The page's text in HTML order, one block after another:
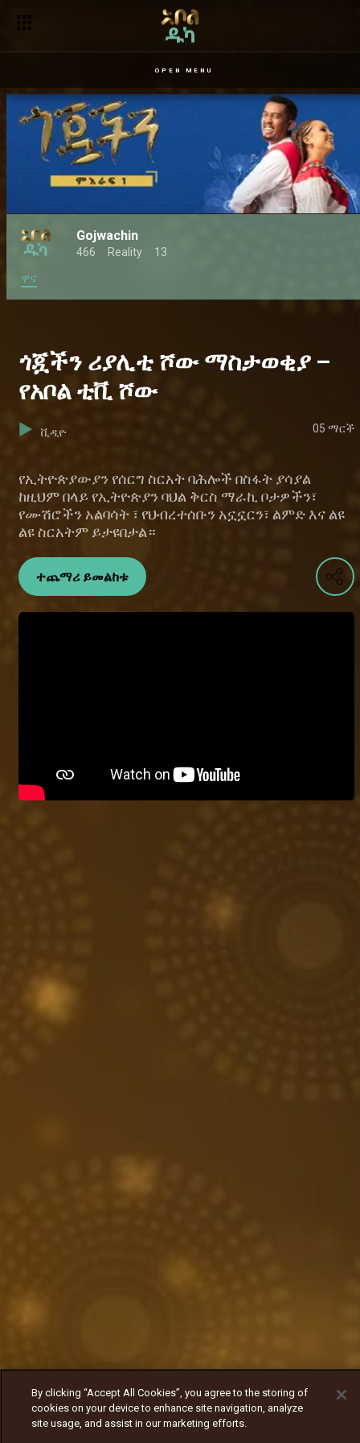
OPEN MENU
Gojwachin
466 Reality 13
ዋና
ጎጇችን ሪያሊቲ ሾው ማስታወቂያ –
የአቦል ቲቪ ሾው
ቪዲዮ 05 ማርች
የኢትዮጵያውያን የሰርግ ስርአት ባሕሎች በስፋት ያሳያል
ከዚህም በላይ የኢትዮጵያን ባህል ቅርስ ማራኪ ቦታዎችን፣
የሙሽሮችን አልባሳት ፣ የህብረተሰቡን አኗኗርን፣ ልምድ እና ልዩ
ልዩ ስርአትም ይታዩበታል።
ተጨማሪ ይመልከቱ
By clicking “Accept All Cookies”, you agree to the storing of
cookies on your device to enhance site navigation, analyze
site usage, and assist in our marketing efforts.